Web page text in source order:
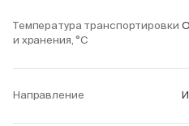
Температура транспортировки
и хранения, °С
Направление